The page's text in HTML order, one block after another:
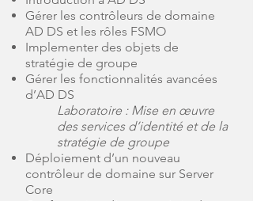
Gérer les contrôleurs de domaine
AD DS et les rôles FSMO
Implementer des objets de
stratégie de groupe
Gérer les fonctionnalités avancées
d’AD DS
Laboratoire : Mise en œuvre
des services d’identité et de la
stratégie de groupe
Déploiement d’un nouveau
contrôleur de domaine sur Server
Core